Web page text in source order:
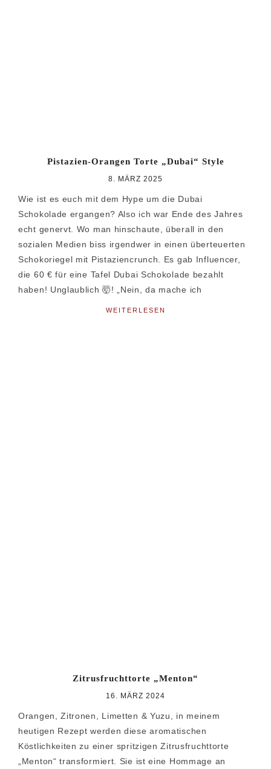
Pistazien-Orangen Torte „Dubai“ Style
8. MÄRZ 2025
Wie ist es euch mit dem Hype um die Dubai
Schokolade ergangen? Also ich war Ende des Jahres
echt genervt. Wo man hinschaute, überall in den
sozialen Medien biss irgendwer in einen überteuerten
Schokoriegel mit Pistaziencrunch. Es gab Influencer,
die 60 € für eine Tafel Dubai Schokolade bezahlt
haben! Unglaublich 🤯! „Nein, da mache ich
WEITERLESEN
Zitrusfruchttorte „Menton“
16. MÄRZ 2024
Orangen, Zitronen, Limetten & Yuzu, in meinem
heutigen Rezept werden diese aromatischen
Köstlichkeiten zu einer spritzigen Zitrusfruchttorte
„Menton“ transformiert. Sie ist eine Hommage an